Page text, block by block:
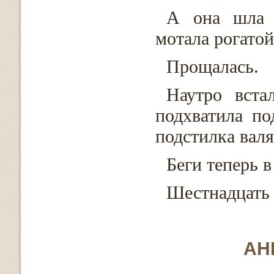
А она шла
мотала
Прощалась.
Наутро
подхватила
подстилка
Беги теперь
Шестнадцать